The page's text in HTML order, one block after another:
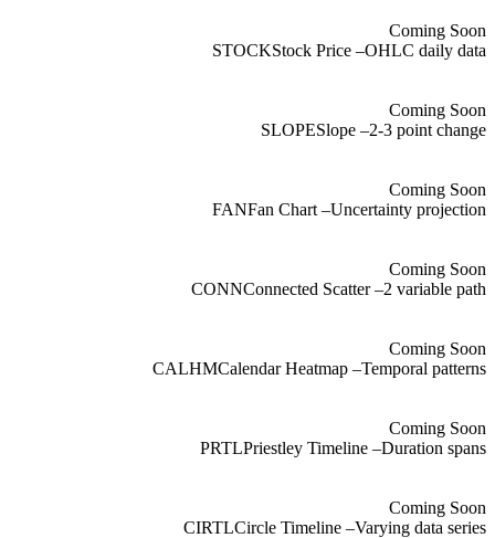
Coming Soon
STOCKStock Price –OHLC daily data
Coming Soon
SLOPESlope –2-3 point change
Coming Soon
FANFan Chart –Uncertainty projection
Coming Soon
CONNConnected Scatter–2 variable path
Coming Soon
CALHMCalendar Heatmap –Temporal patterns
Coming Soon
PRTLPriestley Timeline –Duration spans
Coming Soon
CIRTLCircle Timeline –Varying data series